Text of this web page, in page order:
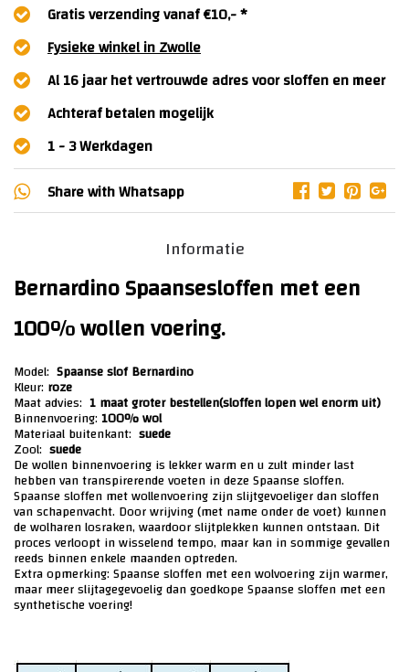
Gratis verzending vanaf €10,- *
Fysieke winkel in Zwolle
Al 16 jaar het vertrouwde adres voor sloffen en meer
Achteraf betalen mogelijk
1 - 3 Werkdagen
Share withWhatsapp
Informatie
Bernardino Spaansesloffen met een
100% wollen voering.
Model: Spaanse slof Bernardino
Kleur: roze
Maat advies: 1 maat groter bestellen(sloffen lopen wel enorm uit)
Binnenvoering:100% wol
Materiaal buitenkant: suede
Zool: suede
De wollen binnenvoering is lekker warm en u zult minder last
hebben van transpirerende voeten in deze Spaanse sloffen.
Spaanse sloffen met wollenvoering zijn slijtgevoeliger dan sloffen
van schapenvacht. Door wrijving (met name onder de voet) kunnen
de wolharen losraken, waardoor slijtplekken kunnen ontstaan. Dit
proces verloopt in wisselend tempo, maar kan in sommige gevallen
reeds binnen enkele maanden optreden.
Extra opmerking: Spaanse sloffen met een wolvoering zijn warmer,
maar meer slijtagegevoelig dan goedkope Spaanse sloffen met een
synthetische voering!